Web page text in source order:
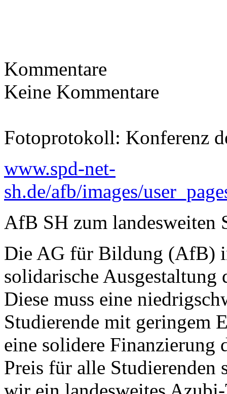
Kommentare
Keine Kommentare
Fotoprotokoll: Konferenz
www.spd-net-
sh.de/afb/images/
AfB SH zum landesweiten
Die AG für Bildung (AfB)
solidarische Ausgestaltung
Diese muss eine
Studierende mit geringem
eine solidere Finanzierung
Preis für alle Studierenden